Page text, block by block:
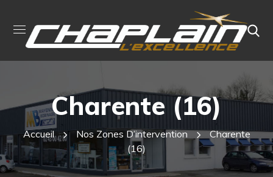
Charente (16)
Accueil Nos Zones D’intervention
Charente
(16)